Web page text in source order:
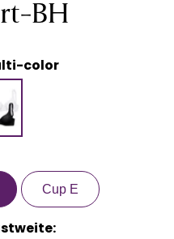
BH
color
Cup E